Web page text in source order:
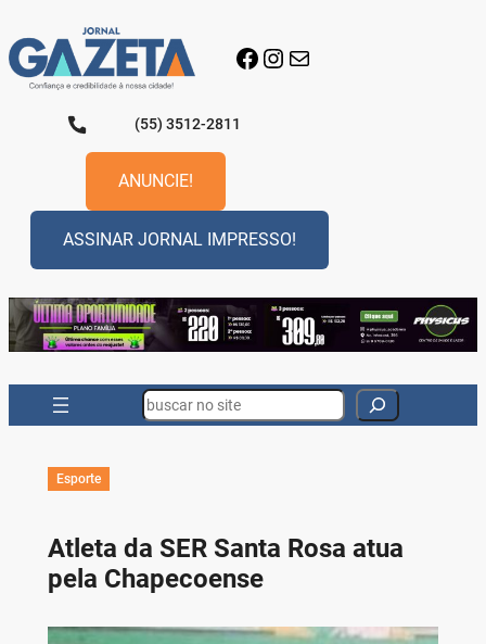
para
o
conteúdo
Facebook
Instagram
E-mail
(55) 3512-2811
ANUNCIE!
ASSINAR JORNAL IMPRESSO!
Search
Esporte
Atleta da SER Santa Rosa atua
pela Chapecoense